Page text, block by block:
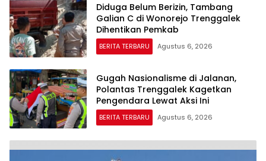
Diduga Belum Berizin, Tambang
Galian C di Wonorejo Trenggalek
Dihentikan Pemkab
BERITA TERBARU Agustus 6, 2026
Gugah Nasionalisme di Jalanan,
Polantas Trenggalek Kagetkan
Pengendara Lewat Aksi Ini
BERITA TERBARU Agustus 6, 2026